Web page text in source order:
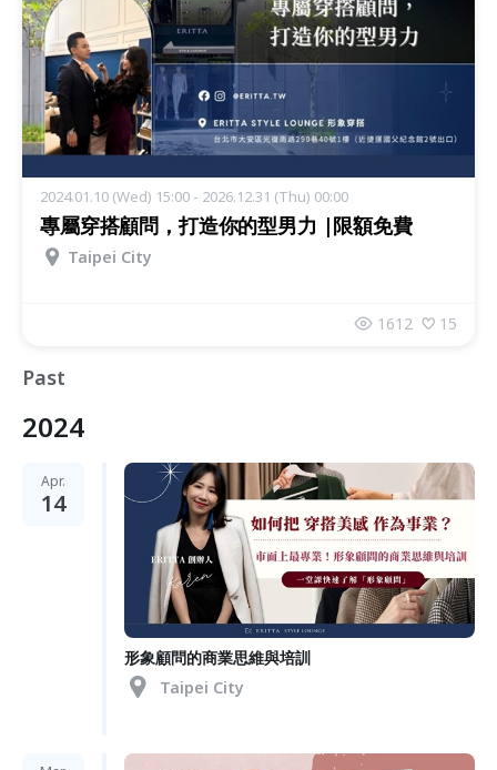
2024.01.10 (Wed) 15:00 - 2026.12.31 (Thu) 00:00
專屬穿搭顧問，打造你的型男力 |限額免費
Taipei City
1612 15
Past
2024
Apr.
14
形象顧問的商業思維與培訓
Taipei City